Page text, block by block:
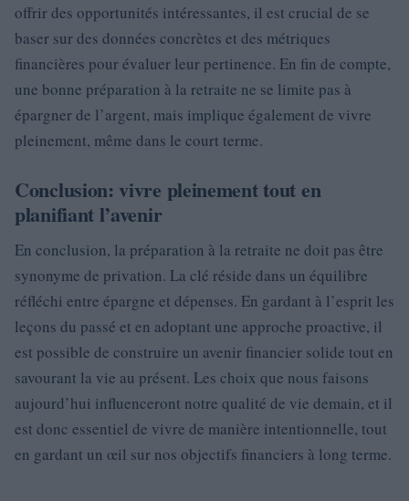
offrir des opportunités intéressantes, il est crucial de se
baser sur des données concrètes et des métriques
financières pour évaluer leur pertinence. En fin de compte,
une bonne préparation à la retraite ne se limite pas à
épargner de l’argent, mais implique également de vivre
pleinement, même dans le court terme.
Conclusion: vivre pleinement tout en
planifiant l’avenir
En conclusion, la préparation à la retraite ne doit pas être
synonyme de privation. La clé réside dans un équilibre
réfléchi entre épargne et dépenses. En gardant à l’esprit les
leçons du passé et en adoptant une approche proactive, il
est possible de construire un avenir financier solide tout en
savourant la vie au présent. Les choix que nous faisons
aujourd’hui influenceront notre qualité de vie demain, et il
est donc essentiel de vivre de manière intentionnelle, tout
en gardant un œil sur nos objectifs financiers à long terme.